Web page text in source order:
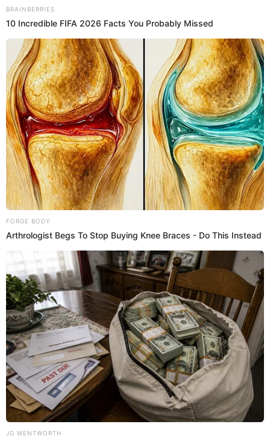
contra el atacante blanquiazul.
20:44 3/4/2024
Alianza Lima vs. Fluminense: 52'
remate peligroso
El jugador blanquiazul, Rodríguez, dispara y causa
peligro en arco del Fluminense .
20:36 3/4/2024
Alianza Lima vs. Fluminense: 45'
Se pierden el segundo